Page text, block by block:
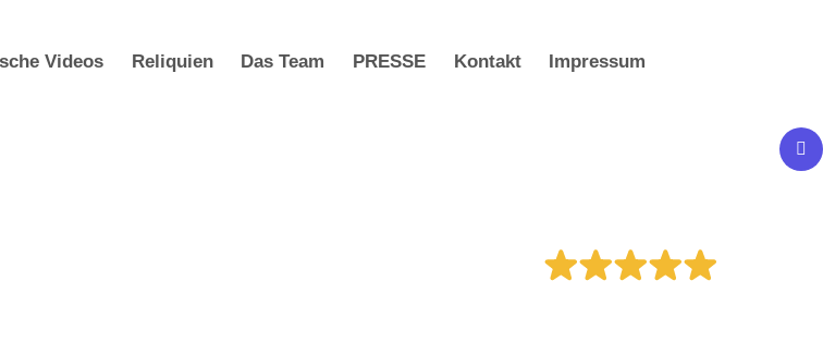
Videos Reliquien Das Team PRESSE Kontakt Impressum